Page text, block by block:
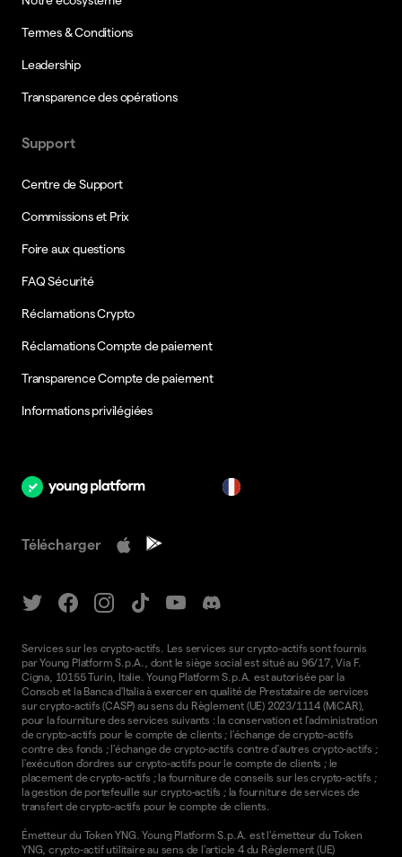
Termes & Conditions
Leadership
Transparence des opérations
Support
Centre de Support
Commissions et Prix
Foire aux questions
FAQ Sécurité
Réclamations Crypto
Réclamations Compte de paiement
Transparence Compte de paiement
Informations privilégiées
Télécharger
Services sur les crypto-actifs. Les services sur crypto-actifs sont fournis
par Young Platform S.p.A., dont le siège social est situé au 96/17, Via F.
Cigna, 10155 Turin, Italie. Young Platform S.p.A. est autorisée par la
Consob et la Banca d'Italia à exercer en qualité de Prestataire de services
sur crypto-actifs (CASP) au sens du Règlement (UE) 2023/1114 (MiCAR),
pour la fourniture des services suivants : la conservation et l'administration
de crypto-actifs pour le compte de clients ; l'échange de crypto-actifs
contre des fonds ; l'échange de crypto-actifs contre d'autres crypto-actifs ;
l'exécution d'ordres sur crypto-actifs pour le compte de clients ; le
placement de crypto-actifs ; la fourniture de conseils sur les crypto-actifs ;
la gestion de portefeuille sur crypto-actifs ; la fourniture de services de
transfert de crypto-actifs pour le compte de clients.
Émetteur du Token YNG. Young Platform S.p.A. est l'émetteur du Token
YNG, crypto-actif utilitaire au sens de l'article 4 du Règlement (UE)